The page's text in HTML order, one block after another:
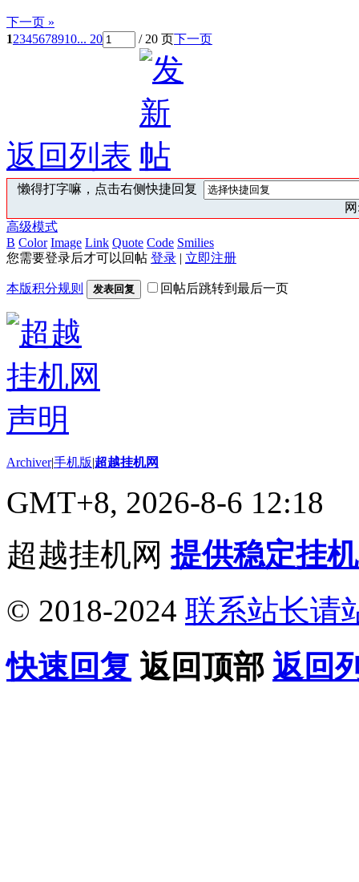
下一页 »
12345678910... 20 / 20 页下一页
返回列表
懒得打字嘛，点击右侧快捷回复
高级模式
B Color Image Link Quote Code Smilies
您需要登录后才可以回帖 登录 | 立即注册
本版积分规则 发表回复 回帖后跳转到最后一页
Archiver|手机版|超越挂机网
GMT+8, 2026-8-6 12:18
超越挂机网提供稳定挂
© 2018-2024 联系站长请
快速回复 返回顶部 返回